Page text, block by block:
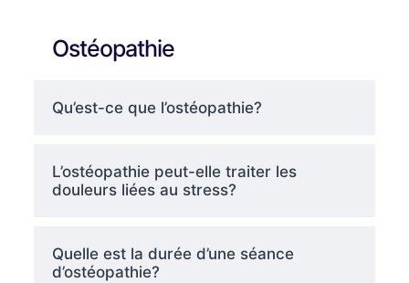
Ostéopathie
Qu’est-ce que l’ostéopathie?
L’ostéopathie peut-elle traiter les
douleurs liées au stress?
Quelle est la durée d’une séance
d’ostéopathie?